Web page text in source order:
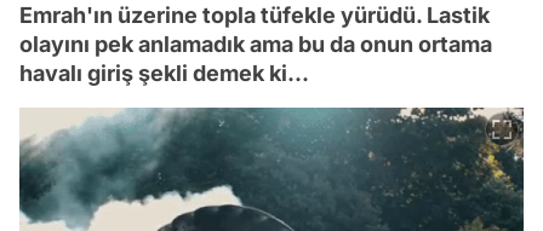
Emrah'ın üzerine topla tüfekle yürüdü. Lastik
olayını pek anlamadık ama bu da onun ortama
havalı giriş şekli demek ki...